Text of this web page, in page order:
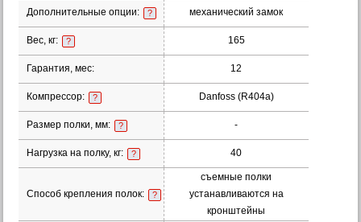
Дополнительные опции: ? механический замок
Вес, кг: ? 165
Гарантия, мес: 12
Компрессор: ? Danfoss (R404a)
Размер полки, мм: ? -
Нагрузка на полку, кг: ? 40
Способ крепления полок: ?
съемные полки
устанавливаются на
кронштейны